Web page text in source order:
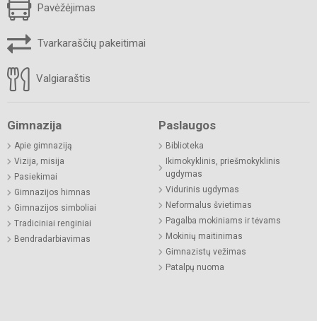
Pavėžėjimas
Tvarkaraščių pakeitimai
Valgiaraštis
Gimnazija
Apie gimnaziją
Vizija, misija
Pasiekimai
Gimnazijos himnas
Gimnazijos simboliai
Tradiciniai renginiai
Bendradarbiavimas
Paslaugos
Biblioteka
Ikimokyklinis, priešmokyklinis
ugdymas
Vidurinis ugdymas
Neformalus švietimas
Pagalba mokiniams ir tėvams
Mokinių maitinimas
Gimnazistų vežimas
Patalpų nuoma